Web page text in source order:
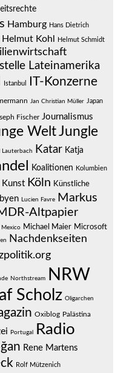
Hamburg Hans Dietrich
Helmut Kohl Helmut Schmidt
Lateinamerika
Istanbul IT-Konzerne
Jan Christian Müller Japan
Fischer Journalismus
WeltJungle
Lauterbach Katar Katja
Koalitionen Kolumbien
Kunst Köln Künstliche
Lucien Favre
Markus
Altpapier
Mexico Michael Maier Microsoft
Nachdenkseiten
Northstream NRW
Scholz Oligarchen
Oxiblog Palästina
Portugal Radio
Rene Martens
Rolf Mützenich